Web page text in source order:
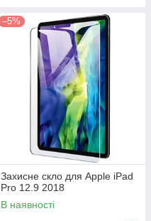
–5%
Захисне скло для Apple iPad
Pro 12.9 2018
В наявності